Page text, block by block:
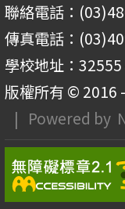
聯絡電話：
傳真電話：
學校地址：
版權所有 © 2016
| Powered by